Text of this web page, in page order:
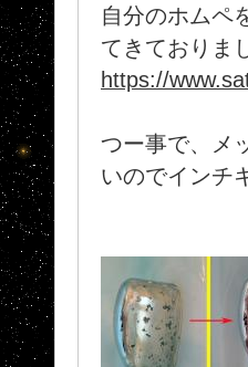
自分のホムペ
てきておりま
https://
つー事で、メ
いのでインチ